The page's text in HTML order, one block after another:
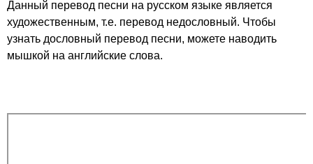
Данный перевод песни на русском языке является
художественным, т.е. перевод недословный. Чтобы
узнать дословный перевод песни, можете наводить
мышкой на английские слова.